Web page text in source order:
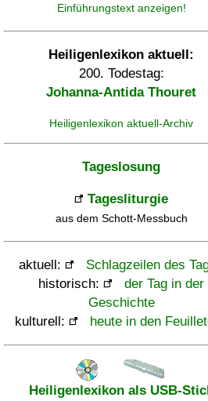
Einführungstext anzeigen!
Heiligenlexikon aktuell:
200. Todestag:
Johanna-Antida Thouret
Heiligenlexikon aktuell-Archiv
Tageslosung
Tagesliturgie
aus dem Schott-Messbuch
aktuell:
Schlagzeilen des
historisch:
der Tag in der
Geschichte
kulturell:
heute in den
Heiligenlexikon als USB-